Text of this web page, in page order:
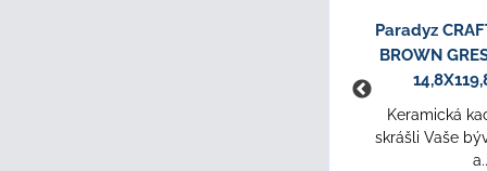
Paradyz
BROWN
Keramická
skrášli Vaše